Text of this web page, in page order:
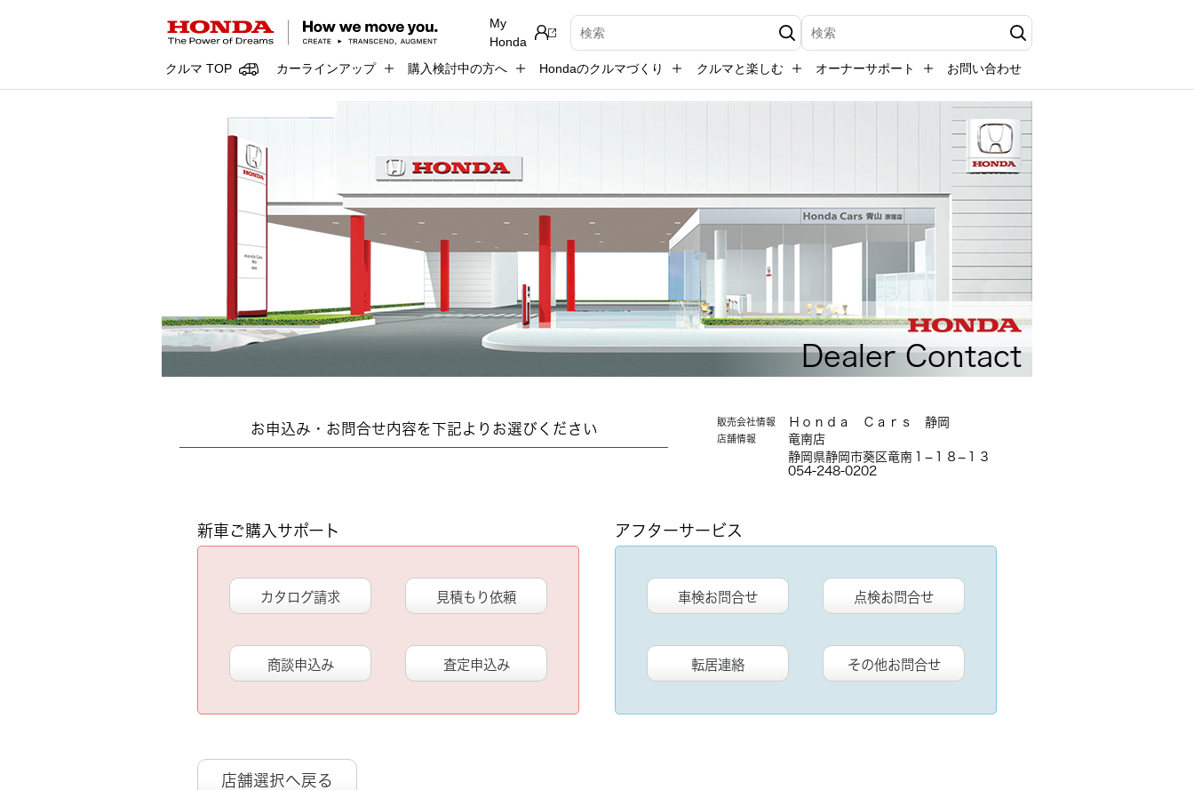
My
Honda
検索キーワード入力 検索キーワード入力
クルマ TOP カーラインアップ 購入検討中の方へ Hondaのクルマづくり クルマと楽しむ オーナーサポート お問い合わせ
Dealer Contact
販売会社情報 Ｈｏｎｄａ Ｃａｒｓ 静岡
店舗情報
竜南店
静岡県静岡市葵区竜南１−１８−１３
054-248-0202
お申込み・お問合せ内容を下記よりお選びください
新車ご購入サポート
カタログ請求 見積もり依頼
商談申込み 査定申込み
アフターサービス
車検お問合せ 点検お問合せ
転居連絡 その他お問合せ
店舗選択へ戻る